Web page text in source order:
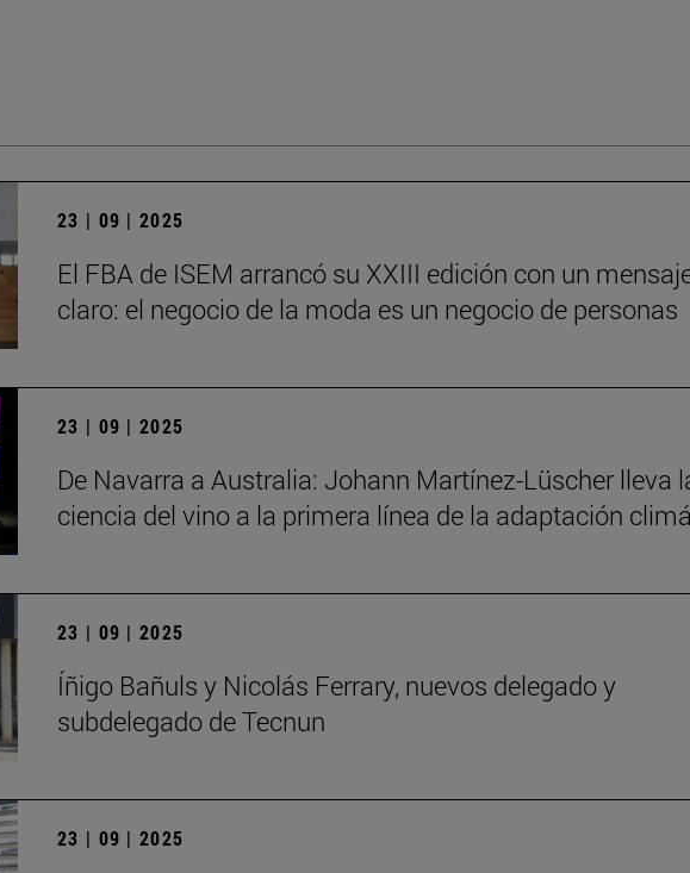
23 | 09 | 2025
El FBA de ISEM arrancó su XXIII edición con un
claro: el negocio de la moda es un negocio de personas
23 | 09 | 2025
De Navarra a Australia: Johann Martínez-Lüscher lleva
ciencia del vino a la primera línea de la adaptación
23 | 09 | 2025
Íñigo Bañuls y Nicolás Ferrary, nuevos delegado y
subdelegado de Tecnun
23 | 09 | 2025